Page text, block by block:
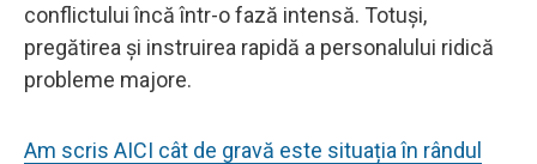
conflictului încă într-o fază intensă. Totuși,
pregătirea și instruirea rapidă a personalului ridică
probleme majore.
Am scris AICI cât de gravă este situația în rândul